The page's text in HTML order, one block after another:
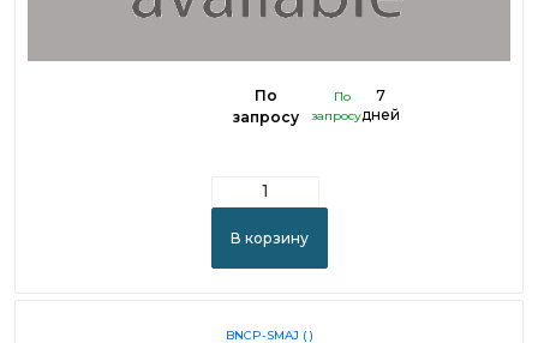
По
запросу
По
запросу
7
дней
В корзину
BNCP-SMAJ ( )